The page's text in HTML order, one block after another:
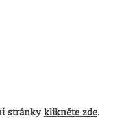
stránkyklikněte zde.